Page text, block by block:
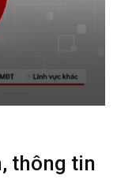
thông tin